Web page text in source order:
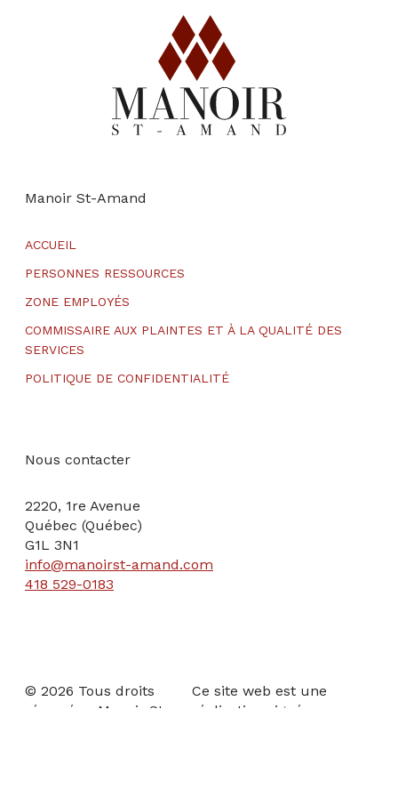
Manoir St-Amand
ACCUEIL
PERSONNES RESSOURCES
ZONE EMPLOYÉS
COMMISSAIRE AUX PLAINTES ET À LA QUALITÉ DES
SERVICES
POLITIQUE DE CONFIDENTIALITÉ
Nous contacter
2220, 1re Avenue
Québec (Québec)
G1L 3N1
info@manoirst-amand.com
418 529-0183
© 2026 Tous droits
réservés - Manoir St-
Ce site web est une
réalisation signée: